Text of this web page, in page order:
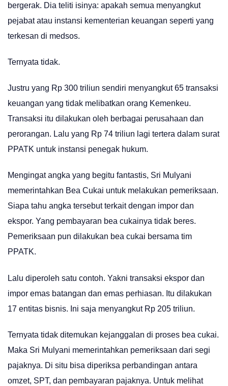
bergerak. Dia teliti isinya: apakah semua menyangkut
pejabat atau instansi kementerian keuangan seperti yang
terkesan di medsos.
Ternyata tidak.
Justru yang Rp 300 triliun sendiri menyangkut 65 transaksi
keuangan yang tidak melibatkan orang Kemenkeu.
Transaksi itu dilakukan oleh berbagai perusahaan dan
perorangan. Lalu yang Rp 74 triliun lagi tertera dalam surat
PPATK untuk instansi penegak hukum.
Mengingat angka yang begitu fantastis, Sri Mulyani
memerintahkan Bea Cukai untuk melakukan pemeriksaan.
Siapa tahu angka tersebut terkait dengan impor dan
ekspor. Yang pembayaran bea cukainya tidak beres.
Pemeriksaan pun dilakukan bea cukai bersama tim
PPATK.
Lalu diperoleh satu contoh. Yakni transaksi ekspor dan
impor emas batangan dan emas perhiasan. Itu dilakukan
17 entitas bisnis. Ini saja menyangkut Rp 205 triliun.
Ternyata tidak ditemukan kejanggalan di proses bea cukai.
Maka Sri Mulyani memerintahkan pemeriksaan dari segi
pajaknya. Di situ bisa diperiksa perbandingan antara
omzet, SPT, dan pembayaran pajaknya. Untuk melihat